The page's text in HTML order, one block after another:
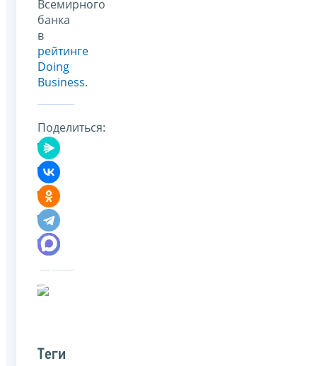
Всемирного
банка
в
рейтинге
Doing
Business.
Поделиться:
Теги